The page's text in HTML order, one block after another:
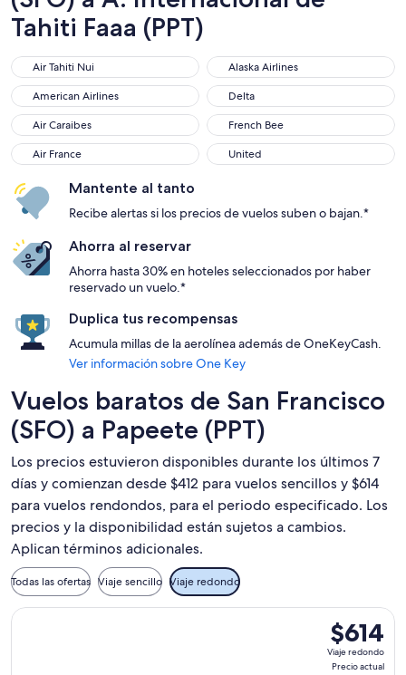
Tahiti Faaa (PPT)
Air Tahiti Nui
Air Tahiti Nui Alaska Airlines
Alaska Airlines
American Airlines
American Airlines Delta
Delta
Air Caraibes
Air Caraibes French Bee
French Bee
Air France
Air France United
United
Mantente al tanto
Recibe alertas si los precios de vuelos suben o bajan.*
Ahorra al reservar
Ahorra hasta 30% en hoteles seleccionados por haber
reservado un vuelo.*
Duplica tus recompensas
Acumula millas de la aerolínea además de OneKeyCash.
Ver información sobre One Key
Vuelos baratos de San Francisco
(SFO) a Papeete (PPT)
Los precios estuvieron disponibles durante los últimos 7
días y comienzan desde $412 para vuelos sencillos y $614
para vuelos rendondos, para el periodo especificado. Los
precios y la disponibilidad están sujetos a cambios.
Aplican términos adicionales.
Todas las ofertas Viaje sencillo Viaje redondo
$614
Viaje
redondo,
$614
Viaje redondo
Precio actual
Seleccionar vuelo de Delta, con salida el sáb, 13 feb. desde